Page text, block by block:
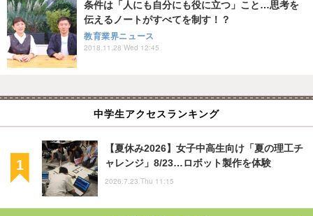
条件は「人にも自分にも役に立つ」こと…思考を
伝えるノートがすべてを制す！？
教育業界ニュース
2018.11.28 Wed 12:45
中学生アクセスランキング
【夏休み2026】女子中高生向け「夏の理工チ
ャレンジ」8/23…ロボット製作を体験
2026.7.23 Thu 11:15